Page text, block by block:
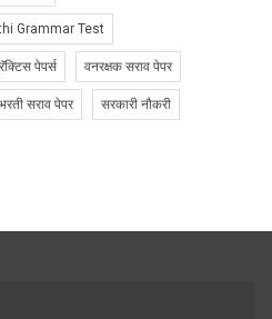
Grammar Test
पेपर्स वनरक्षक सराव पेपर
सराव पेपर सरकारी नौकरी